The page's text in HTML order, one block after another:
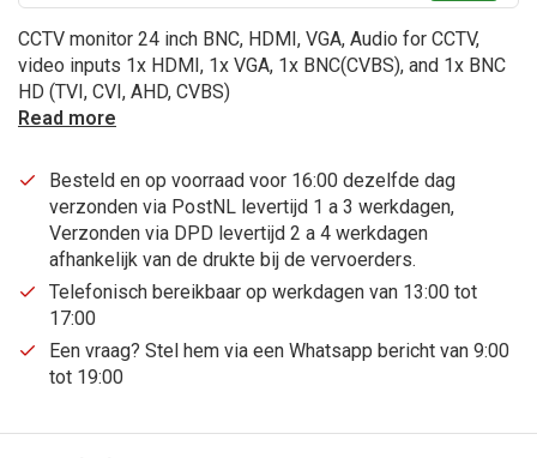
CCTV monitor 24 inch BNC, HDMI, VGA, Audio for CCTV,
video inputs 1x HDMI, 1x VGA, 1x BNC(CVBS), and 1x BNC
HD (TVI, CVI, AHD, CVBS)
Read more
Besteld en op voorraad voor 16:00 dezelfde dag
verzonden via PostNL levertijd 1 a 3 werkdagen,
Verzonden via DPD levertijd 2 a 4 werkdagen
afhankelijk van de drukte bij de vervoerders.
Telefonisch bereikbaar op werkdagen van 13:00 tot
17:00
Een vraag? Stel hem via een Whatsapp bericht van 9:00
tot 19:00